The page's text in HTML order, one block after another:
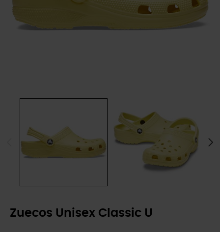
Zuecos Unisex Classic U